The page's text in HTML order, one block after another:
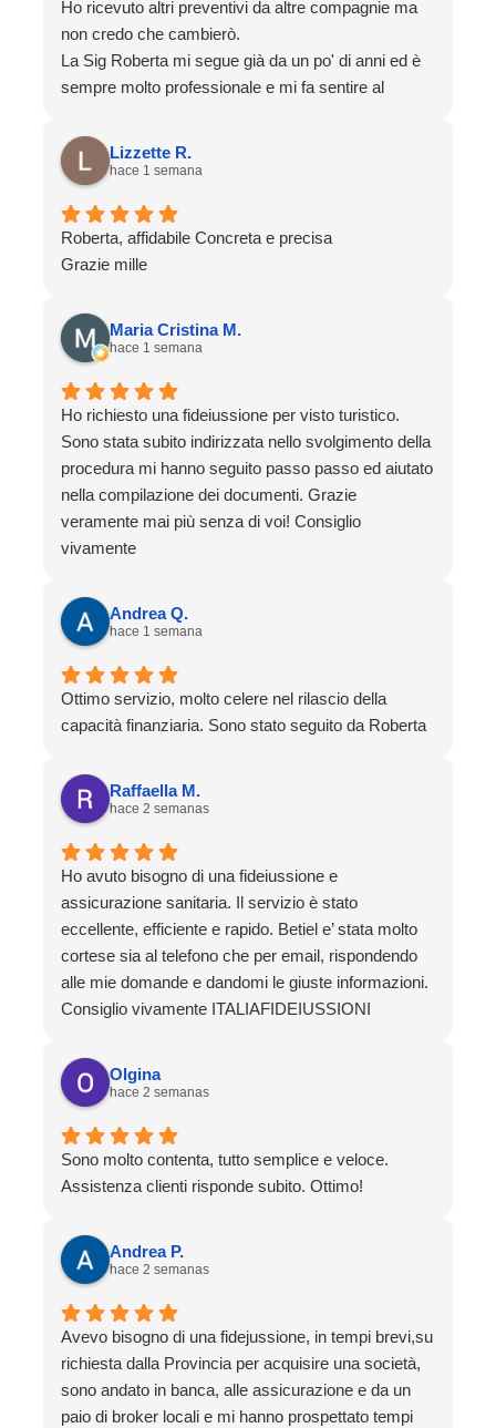
Ho ricevuto altri preventivi da altre compagnie ma
non credo che cambierò.
La Sig Roberta mi segue già da un po' di anni ed è
sempre molto professionale e mi fa sentire al
Grazie
Lizzette R.
hace 1 semana
Roberta, affidabile Concreta e precisa
Grazie mille
Maria Cristina M.
hace 1 semana
Ho richiesto una fideiussione per visto turistico.
Sono stata subito indirizzata nello svolgimento della
procedura mi hanno seguito passo passo ed aiutato
nella compilazione dei documenti. Grazie
veramente mai più senza di voi! Consiglio
vivamente
Andrea Q.
hace 1 semana
Ottimo servizio, molto celere nel rilascio della
capacità finanziaria. Sono stato seguito da Roberta
Raffaella M.
hace 2 semanas
Ho avuto bisogno di una fideiussione e
assicurazione sanitaria. Il servizio è stato
eccellente, efficiente e rapido. Betiel e’ stata molto
cortese sia al telefono che per email, rispondendo
alle mie domande e dandomi le giuste informazioni.
Consiglio vivamente ITALIAFIDEIUSSIONI
Olgina
hace 2 semanas
Sono molto contenta, tutto semplice e veloce.
Assistenza clienti risponde subito. Ottimo!
Andrea P.
hace 2 semanas
Avevo bisogno di una fidejussione, in tempi brevi,su
richiesta dalla Provincia per acquisire una società,
sono andato in banca, alle assicurazione e da un
paio di broker locali e mi hanno prospettato tempi